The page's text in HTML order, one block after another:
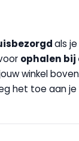
als
ophalen bij
winkel
het toe aan je